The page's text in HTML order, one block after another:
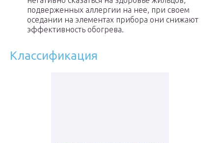
подверженных аллергии на нее, при своем
оседании на элементах прибора они снижают
эффективность обогрева.
Классификация